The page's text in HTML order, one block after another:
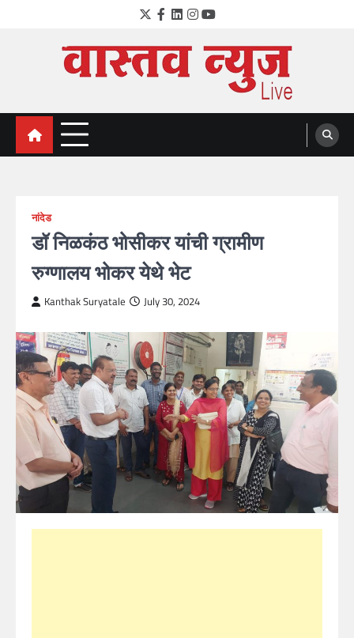
Twitter
Facebook
LinkedIn
Instagram
YouTube
VastavNEWSLive.com
a leading NEWS portal of Maharahstra
नांदेड
डॉ निळकंठ भोसीकर यांची ग्रामीण
रुग्णालय भोकर येथे भेट
Kanthak Suryatale July 30, 2024